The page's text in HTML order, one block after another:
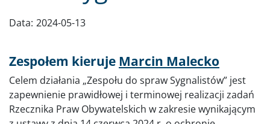
Data: 2024-05-13
Zespołem kieruje Marcin Malecko
Celem działania „Zespołu do spraw Sygnalistów” jest
zapewnienie prawidłowej i terminowej realizacji zadań
Rzecznika Praw Obywatelskich w zakresie wynikającym